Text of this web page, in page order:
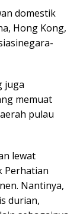
domestik
Hong Kong,
juga
memuat
pulau
lewat
Perhatian
Nantinya,
durian,